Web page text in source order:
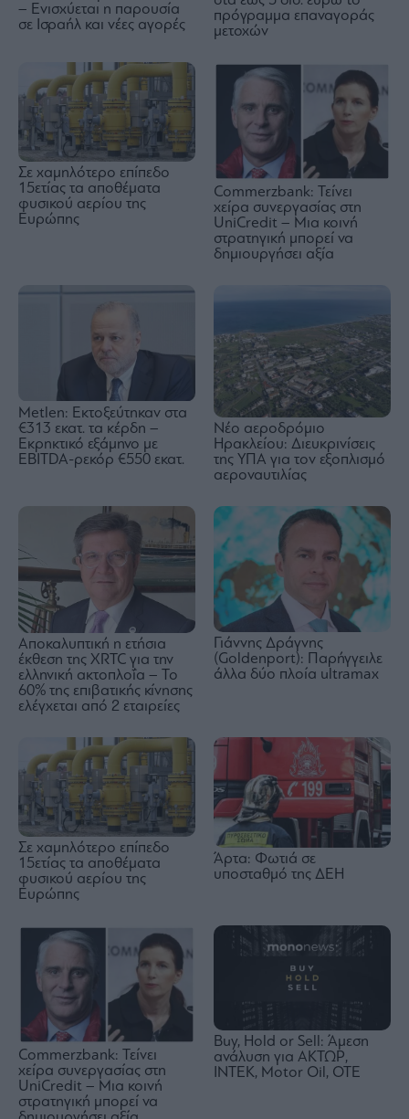
– Ενισχύεται η παρουσία
σε Ισραήλ και νέες αγορές
πρόγραμμα επαναγοράς
μετοχών
Σε χαμηλότερο επίπεδο
15ετίας τα αποθέματα
φυσικού αερίου της
Ευρώπης
Commerzbank: Τείνει
χείρα συνεργασίας στη
UniCredit – Μια κοινή
στρατηγική μπορεί να
δημιουργήσει αξία
Metlen: Εκτοξεύτηκαν στα
€313 εκατ. τα κέρδη –
Εκρηκτικό εξάμηνο με
EBITDA-ρεκόρ €550 εκατ.
Νέο αεροδρόμιο
Ηρακλείου: Διευκρινίσεις
της ΥΠΑ για τον εξοπλισμό
αεροναυτιλίας
Αποκαλυπτική η ετήσια
έκθεση της XRTC για την
ελληνική ακτοπλοΐα – Το
60% της επιβατικής κίνησης
ελέγχεται από 2 εταιρείες
Γιάννης Δράγνης
(Goldenport): Παρήγγειλε
άλλα δύο πλοία ultramax
Σε χαμηλότερο επίπεδο
15ετίας τα αποθέματα
φυσικού αερίου της
Ευρώπης
Άρτα: Φωτιά σε
υποσταθμό της ΔΕΗ
Commerzbank: Τείνει
χείρα συνεργασίας στη
UniCredit – Μια κοινή
στρατηγική μπορεί να
Buy, Hold or Sell: Άμεση
ανάλυση για ΑΚΤΩΡ,
ΙΝΤΕΚ, Motor Oil, OTE